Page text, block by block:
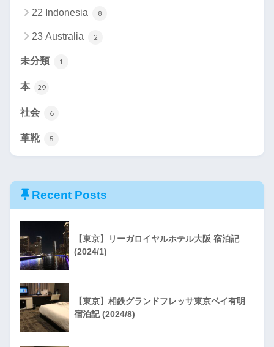
22 Indonesia 8
23 Australia 2
未分類 1
本 29
社会 6
革靴 5
Recent Posts
【東京】リーガロイヤルホテル大阪 宿泊記
(2024/1)
【東京】相鉄グランドフレッサ東京ベイ有明
宿泊記 (2024/8)